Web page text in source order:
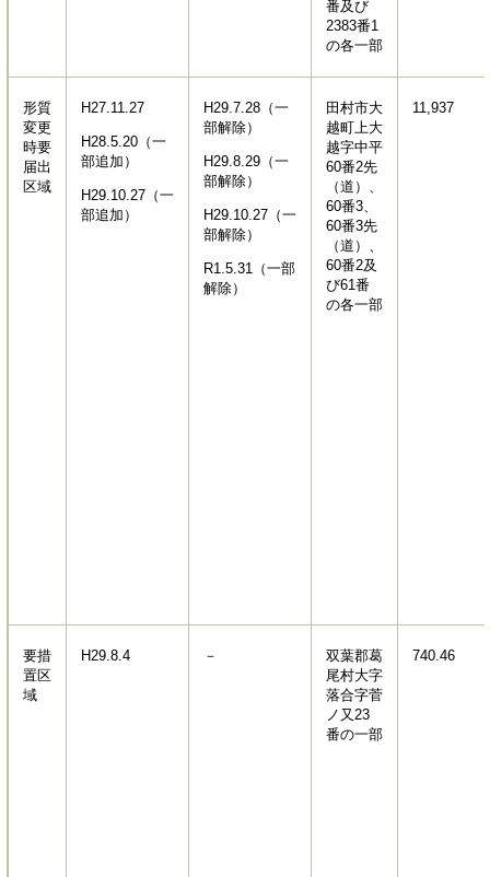
番及び
2383番1
の各一部
形質
変更
時要
届出
区域
H27.11.27
H28.5.20（一
部追加）
H29.10.27（一
部追加）
H29.7.28（一
部解除）
H29.8.29（一
部解除）
H29.10.27（一
部解除）
R1.5.31（一部
解除）
田村市大
越町上大
越字中平
60番2先
（道）、
60番3、
60番3先
（道）、
60番2及
び61番
の各一部
11,937
要措
置区
域
H29.8.4 －
双葉郡葛
尾村大字
落合字菅
ノ又23
番の一部
740.46